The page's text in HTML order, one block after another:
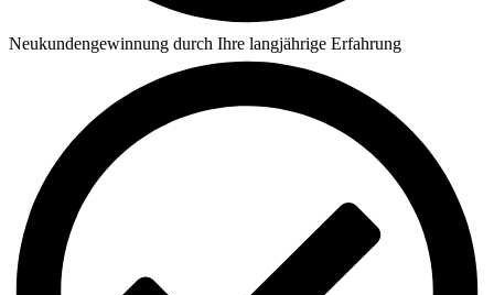
Neukundengewinnung durch Ihre langjährige Erfahrung